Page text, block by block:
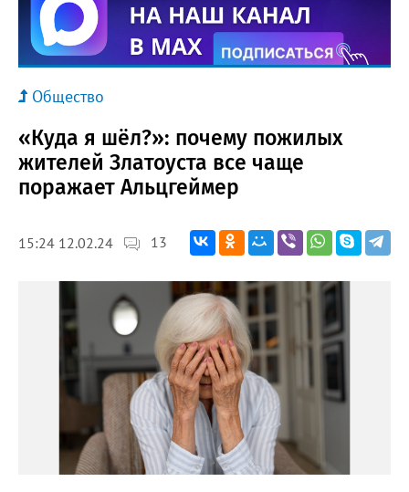
Общество
«Куда я шёл?»: почему пожилых
жителей Златоуста все чаще
поражает Альцгеймер
15:24 12.02.24 13